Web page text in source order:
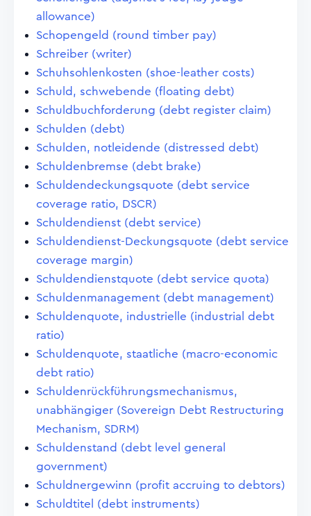
allowance)
Schopengeld (round timber pay)
Schreiber (writer)
Schuhsohlenkosten (shoe-leather costs)
Schuld, schwebende (floating debt)
Schuldbuchforderung (debt register claim)
Schulden (debt)
Schulden, notleidende (distressed debt)
Schuldenbremse (debt brake)
Schuldendeckungsquote (debt service
coverage ratio, DSCR)
Schuldendienst (debt service)
Schuldendienst-Deckungsquote (debt service
coverage margin)
Schuldendienstquote (debt service quota)
Schuldenmanagement (debt management)
Schuldenquote, industrielle (industrial debt
ratio)
Schuldenquote, staatliche (macro-economic
debt ratio)
Schuldenrückführungsmechanismus,
unabhängiger (Sovereign Debt Restructuring
Mechanism, SDRM)
Schuldenstand (debt level general
government)
Schuldnergewinn (profit accruing to debtors)
Schuldtitel (debt instruments)